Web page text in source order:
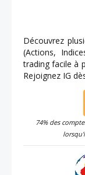
Découvrez
(Actions,
trading facile à
Rejoignez IG
74% des